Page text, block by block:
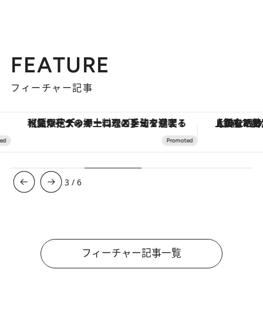
FEATURE
フィーチャー記事
【夏限定ディナーコース】旬を迎える稚鮎や花ズッキーニなどをイタリア・トスカーナの郷土料理の手法で満喫！ 【銀座で出合う最旬美容】美髪ケアや上質
3 /6
フィーチャー記事一覧